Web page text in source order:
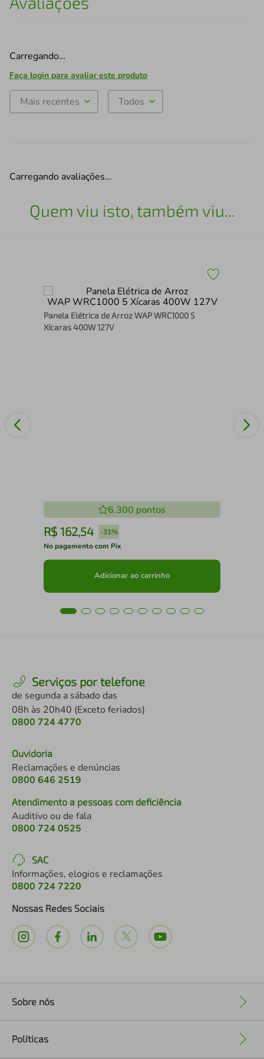
Carregando…
Faça login para avaliar este produto
Mais recentes Todos
Carregando avaliações…
Quem viu isto, também viu...
Panela Elétrica de Arroz WAP WRC1000 5
Xícaras 400W 127V
6.300 pontos
R$ 162,54 -31%
No pagamento com Pix
Adicionar ao carrinho
Serviços por telefone
de segunda a sábado das
08h às 20h40 (Exceto feriados)
0800 724 4770
Ouvidoria
Reclamações e denúncias
0800 646 2519
Atendimento a pessoas com deficiência
Auditivo ou de fala
0800 724 0525
SAC
Informações, elogios e reclamações
0800 724 7220
Nossas Redes Sociais
Sobre nós
Políticas